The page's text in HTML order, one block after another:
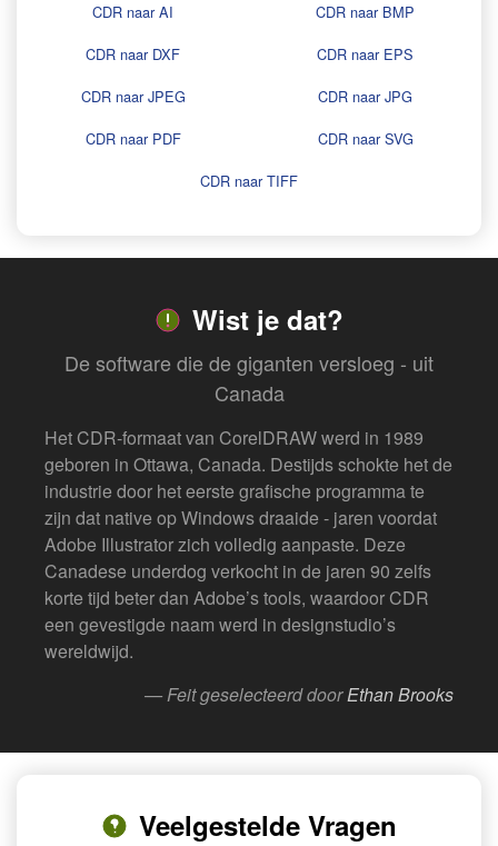
CDR naar AI
CDR naar BMP
CDR naar DXF
CDR naar EPS
CDR naar JPEG
CDR naar JPG
CDR naar PDF
CDR naar SVG
CDR naar TIFF
Wist je dat?
De software die de giganten versloeg - uit
Canada
Het CDR-formaat van CorelDRAW werd in 1989
geboren in Ottawa, Canada. Destijds schokte het de
industrie door het eerste grafische programma te
zijn dat native op Windows draaide - jaren voordat
Adobe Illustrator zich volledig aanpaste. Deze
Canadese underdog verkocht in de jaren 90 zelfs
korte tijd beter dan Adobe’s tools, waardoor CDR
een gevestigde naam werd in designstudio’s
wereldwijd.
— Feit geselecteerd doorEthan Brooks
Veelgestelde Vragen